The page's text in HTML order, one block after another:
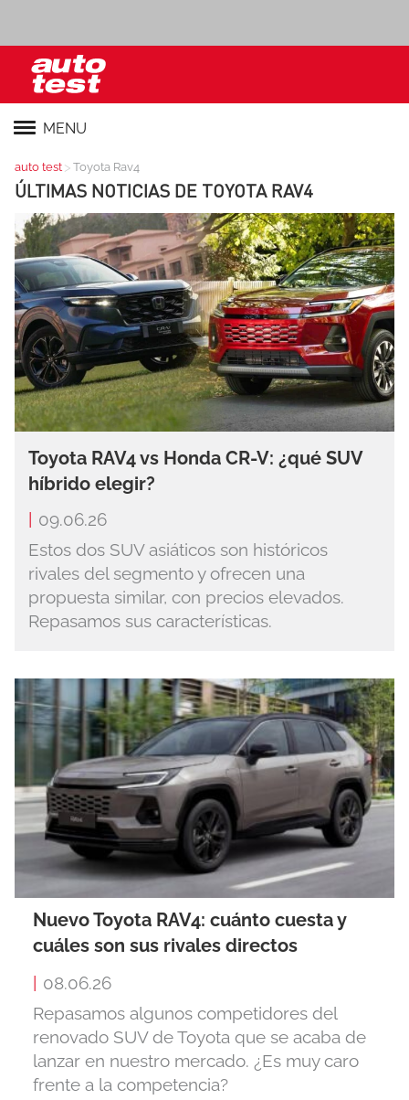
MENU
auto test > Toyota Rav4
ÚLTIMAS NOTICIAS DE TOYOTA RAV4
Toyota RAV4 vs Honda CR-V: ¿qué SUV
híbrido elegir?
09.06.26
Estos dos SUV asiáticos son históricos
rivales del segmento y ofrecen una
propuesta similar, con precios elevados.
Repasamos sus características.
Nuevo Toyota RAV4: cuánto cuesta y
cuáles son sus rivales directos
| 08.06.26
Repasamos algunos competidores del
renovado SUV de Toyota que se acaba de
lanzar en nuestro mercado. ¿Es muy caro
frente a la competencia?